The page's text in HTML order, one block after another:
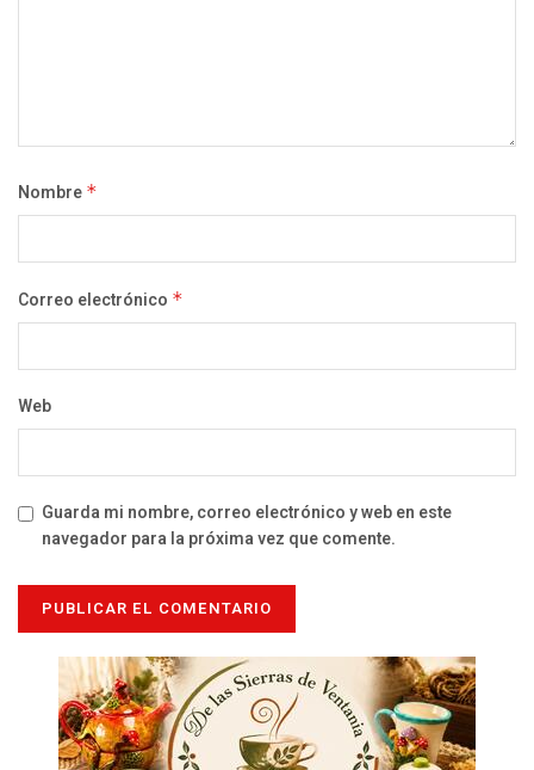
Nombre *
Correo electrónico *
Web
Guarda mi nombre, correo electrónico y web en este
navegador para la próxima vez que comente.